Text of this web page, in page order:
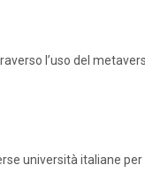
l’uso del
università italiane per